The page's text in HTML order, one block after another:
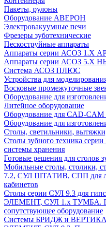
Пакеты, рулоны
Оборудование АВЕРОН
Электровакуумные печи
Фрезеры зуботехнические
Пескоструйные аппараты
Аппараты серии АСОЗ 1.Х
Аппараты серии АСОЗ 5.Х
Система АСОЗ ПЛЮС
Устройства для
Восковые промежуточные
Оборудование для
Литейное оборудование
Оборудование для CAD-CAM
Оборудование для
Cтолы, светильники,
Столы зубного техника
системы хранения
Готовые решения для столов
Мобильные столы, столики,
7.2, СУЛ ШТАТИВ, СПП для
кабинетов
Столы серии СУЛ 9.3 для
ЭЛЕМЕНТ, СУЛ 1.х ТУМБА.
сопутствующее оборудование
Системы БРИДЖ и